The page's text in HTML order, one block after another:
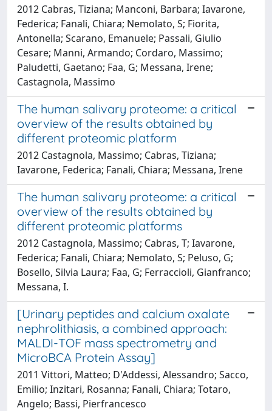
2012 Cabras, Tiziana; Manconi, Barbara; Iavarone,
Federica; Fanali, Chiara; Nemolato, S; Fiorita,
Antonella; Scarano, Emanuele; Passali, Giulio
Cesare; Manni, Armando; Cordaro, Massimo;
Paludetti, Gaetano; Faa, G; Messana, Irene;
Castagnola, Massimo
The human salivary proteome: a critical
overview of the results obtained by
different proteomic platform
2012 Castagnola, Massimo; Cabras, Tiziana;
Iavarone, Federica; Fanali, Chiara; Messana, Irene
The human salivary proteome: a critical
overview of the results obtained by
different proteomic platforms
2012 Castagnola, Massimo; Cabras, T; Iavarone,
Federica; Fanali, Chiara; Nemolato, S; Peluso, G;
Bosello, Silvia Laura; Faa, G; Ferraccioli, Gianfranco;
Messana, I.
[Urinary peptides and calcium oxalate
nephrolithiasis, a combined approach:
MALDI-TOF mass spectrometry and
MicroBCA Protein Assay]
2011 Vittori, Matteo; D'Addessi, Alessandro; Sacco,
Emilio; Inzitari, Rosanna; Fanali, Chiara; Totaro,
Angelo; Bassi, Pierfrancesco